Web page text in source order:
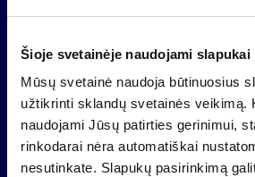
Šioje svetainėje naudojami slapukai
Mūsų svetainė naudoja būtinuosius
užtikrinti sklandų svetainės veikimą.
naudojami Jūsų patirties gerinimui,
rinkodarai nėra automatiškai
nesutinkate. Slapukų pasirinkimą
numatytos turtinės ir neturtinės
prie galiojančios akcijų emisijos
momento jomis bus galima
vertybinių popierių biržoje.
Visuotinio akcininkų susirinkimo